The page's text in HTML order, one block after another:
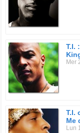
T.I.
Mer
T.I.
Me
Lun